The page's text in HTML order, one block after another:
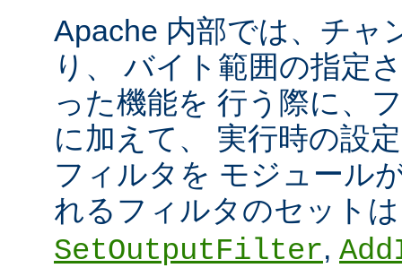
Apache 内部では、チャ
り、 バイト範囲の指定
った機能を 行う際に、
に加えて、 実行時の設
フィルタを モジュール
れるフィルタのセット
SetOutputFilter,